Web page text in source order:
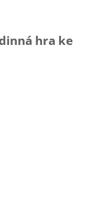
hra ke